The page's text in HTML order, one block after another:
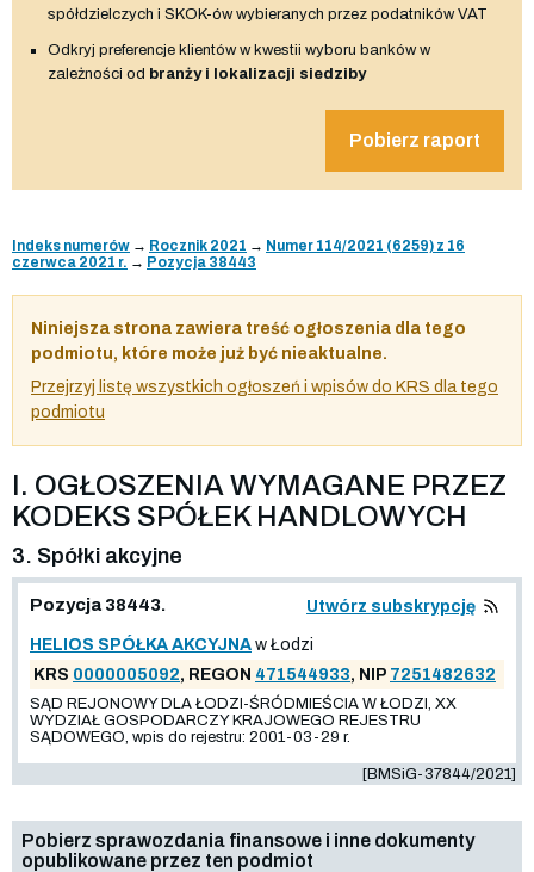
spółdzielczych i SKOK-ów wybieranych przez podatników VAT
Odkryj preferencje klientów w kwestii wyboru banków w
zależności od branży i lokalizacji siedziby
Pobierz raport
Indeks numerów → Rocznik 2021 → Numer 114/2021 (6259) z 16
czerwca 2021 r. → Pozycja 38443
Niniejsza strona zawiera treść ogłoszenia dla tego
podmiotu, które może już być nieaktualne.
Przejrzyj listę wszystkich ogłoszeń i wpisów do KRS dla tego
podmiotu
I. OGŁOSZENIA WYMAGANE PRZEZ
KODEKS SPÓŁEK HANDLOWYCH
3. Spółki akcyjne
Pozycja 38443. Utwórz subskrypcję
HELIOS SPÓŁKA AKCYJNA w Łodzi
KRS 0000005092, REGON 471544933, NIP 7251482632
SĄD REJONOWY DLA ŁODZI-ŚRÓDMIEŚCIA W ŁODZI, XX
WYDZIAŁ GOSPODARCZY KRAJOWEGO REJESTRU
SĄDOWEGO, wpis do rejestru: 2001-03-29 r.
[BMSiG-37844/2021]
Pobierz sprawozdania finansowe i inne dokumenty
opublikowane przez ten podmiot